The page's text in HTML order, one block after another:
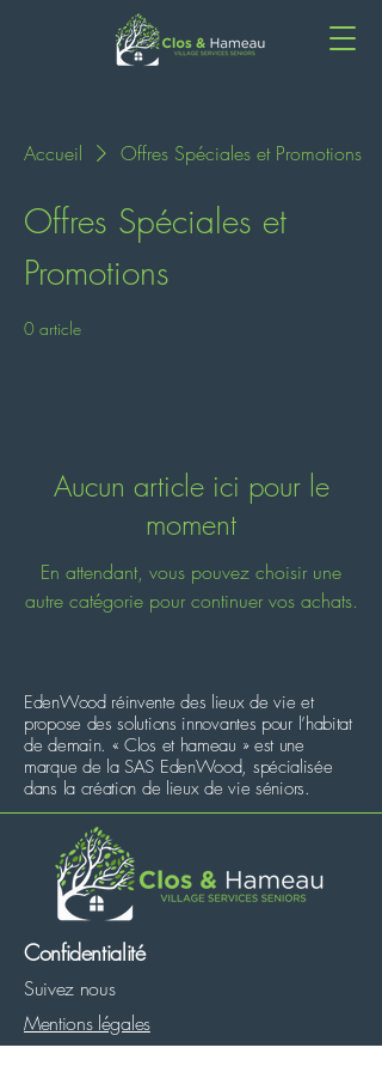
Accueil Offres Spéciales et Promotions
Offres Spéciales et
Promotions
0 article
Aucun article ici pour le
moment
En attendant, vous pouvez choisir une
autre catégorie pour continuer vos achats.
EdenWood réinvente des lieux de vie et
propose des solutions innovantes pour l’habitat
de demain. « Clos et hameau » est une
marque de la SAS EdenWood, spécialisée
dans la création de lieux de vie séniors.
Confidentialité
Suivez nous
Mentions légales